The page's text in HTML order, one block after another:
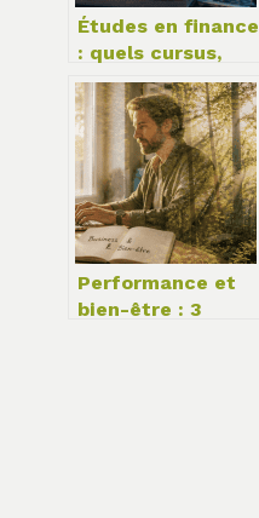
Études en finance
: quels cursus,
spécialisations et
débouchés pour
réussir ?
Performance et
bien-être : 3